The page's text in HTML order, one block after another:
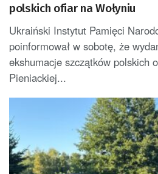
polskich ofiar na Wołyniu
Ukraiński Instytut Pamięci
poinformował w sobotę, że
ekshumacje szczątków polskich
Pieniackiej...